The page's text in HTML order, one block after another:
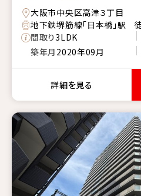
大阪市中央区高津３丁目
地下鉄堺筋線「日本橋」駅
間取り3LDK
築年月 2020年09月
詳細を見る